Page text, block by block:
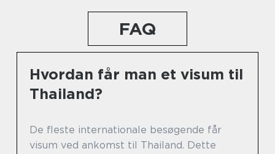
FAQ
Hvordan får man et visum til
Thailand?
De fleste internationale besøgende får
visum ved ankomst til Thailand. Dette